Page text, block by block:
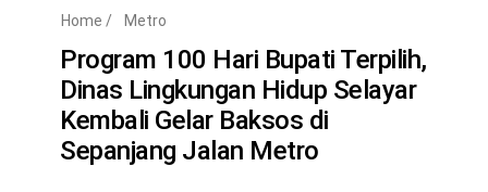
Hiburan Pendidikan
Edukasi Tekno
Home / Metro
Program 100 Hari Bupati Terpilih,
Dinas Lingkungan Hidup Selayar
Kembali Gelar Baksos di
Sepanjang Jalan Metro